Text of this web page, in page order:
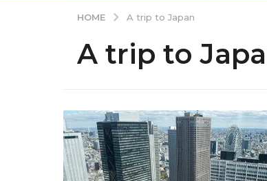
HOME A trip to Japan
A trip to